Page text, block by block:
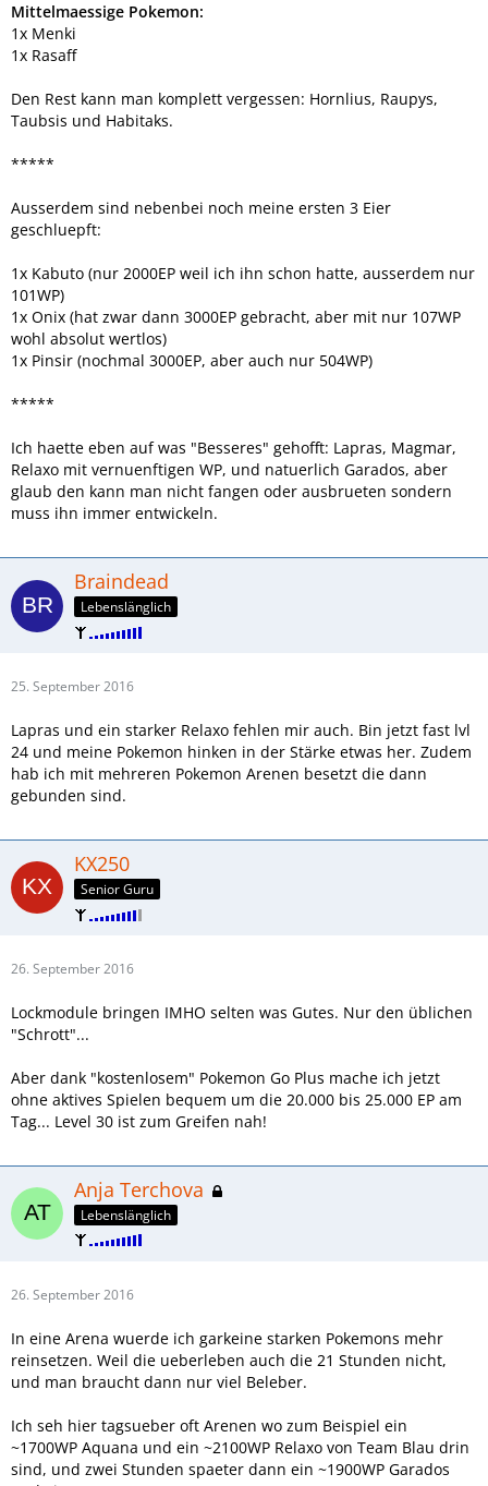
Mittelmaessige Pokemon:
1x Menki
1x Rasaff
Den Rest kann man komplett vergessen: Hornlius, Raupys,
Taubsis und Habitaks.
*****
Ausserdem sind nebenbei noch meine ersten 3 Eier
geschluepft:
1x Kabuto (nur 2000EP weil ich ihn schon hatte, ausserdem nur
101WP)
1x Onix (hat zwar dann 3000EP gebracht, aber mit nur 107WP
wohl absolut wertlos)
1x Pinsir (nochmal 3000EP, aber auch nur 504WP)
*****
Ich haette eben auf was "Besseres" gehofft: Lapras, Magmar,
Relaxo mit vernuenftigen WP, und natuerlich Garados, aber
glaub den kann man nicht fangen oder ausbrueten sondern
muss ihn immer entwickeln.
Braindead
Lebenslänglich
25. September 2016
Lapras und ein starker Relaxo fehlen mir auch. Bin jetzt fast lvl
24 und meine Pokemon hinken in der Stärke etwas her. Zudem
hab ich mit mehreren Pokemon Arenen besetzt die dann
gebunden sind.
KX250
Senior Guru
26. September 2016
Lockmodule bringen IMHO selten was Gutes. Nur den üblichen
"Schrott"...
Aber dank "kostenlosem" Pokemon Go Plus mache ich jetzt
ohne aktives Spielen bequem um die 20.000 bis 25.000 EP am
Tag... Level 30 ist zum Greifen nah!
Anja Terchova
Lebenslänglich
26. September 2016
In eine Arena wuerde ich garkeine starken Pokemons mehr
reinsetzen. Weil die ueberleben auch die 21 Stunden nicht,
und man braucht dann nur viel Beleber.
Ich seh hier tagsueber oft Arenen wo zum Beispiel ein
~1700WP Aquana und ein ~2100WP Relaxo von Team Blau drin
sind, und zwei Stunden spaeter dann ein ~1900WP Garados